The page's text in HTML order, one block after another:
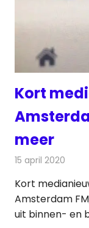
Kort
meer
15 april 2020
Kort
Amsterdam
uit binnen- en